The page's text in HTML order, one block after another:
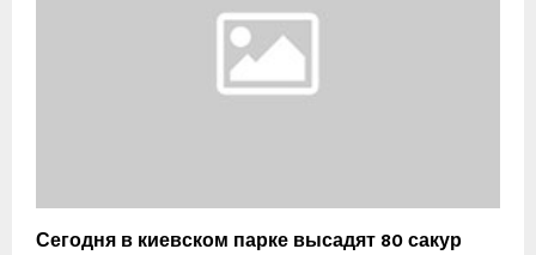
Сегодня в киевском парке высадят 80 сакур